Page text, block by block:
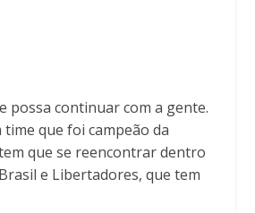
possa continuar com a gente.
que foi campeão da
que se reencontrar dentro
e Libertadores, que tem